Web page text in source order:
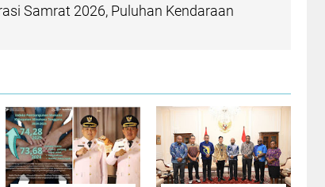
Samrat 2026, Puluhan Kendaraan